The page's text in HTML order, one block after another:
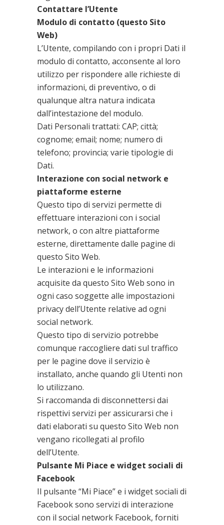
Contattare l’Utente
Modulo di contatto (questo Sito
Web)
L’Utente, compilando con i propri Dati il
modulo di contatto, acconsente al loro
utilizzo per rispondere alle richieste di
informazioni, di preventivo, o di
qualunque altra natura indicata
dall’intestazione del modulo.
Dati Personali trattati: CAP; città;
cognome; email; nome; numero di
telefono; provincia; varie tipologie di
Dati.
Interazione con social network e
piattaforme esterne
Questo tipo di servizi permette di
effettuare interazioni con i social
network, o con altre piattaforme
esterne, direttamente dalle pagine di
questo Sito Web.
Le interazioni e le informazioni
acquisite da questo Sito Web sono in
ogni caso soggette alle impostazioni
privacy dell’Utente relative ad ogni
social network.
Questo tipo di servizio potrebbe
comunque raccogliere dati sul traffico
per le pagine dove il servizio è
installato, anche quando gli Utenti non
lo utilizzano.
Si raccomanda di disconnettersi dai
rispettivi servizi per assicurarsi che i
dati elaborati su questo Sito Web non
vengano ricollegati al profilo
dell’Utente.
Pulsante Mi Piace e widget sociali di
Facebook
Il pulsante “Mi Piace” e i widget sociali di
Facebook sono servizi di interazione
con il social network Facebook, forniti